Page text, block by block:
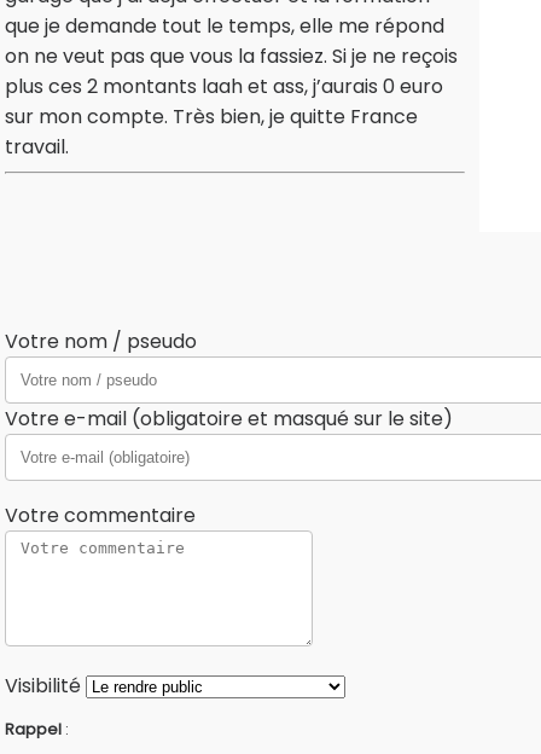
que je demande tout le temps, elle me répond
on ne veut pas que vous la fassiez. Si je ne reçois
plus ces 2 montants laah et ass, j’aurais 0 euro
sur mon compte. Très bien, je quitte France
travail.
Votre nom / pseudo
Votre e-mail (obligatoire et masqué sur le site)
Votre commentaire
Visibilité
Rappel :